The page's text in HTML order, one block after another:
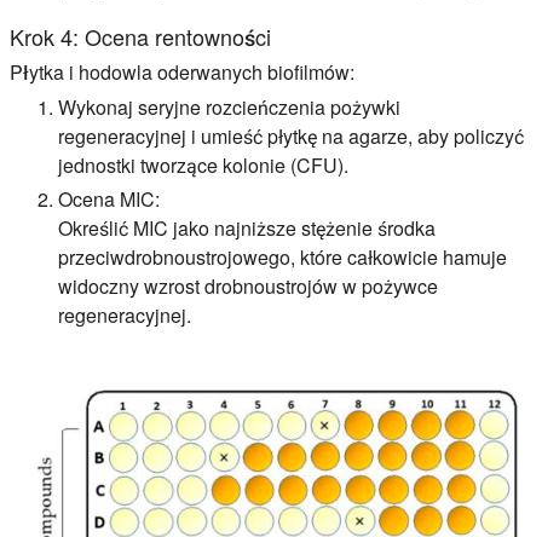
Krok 4: Ocena rentowności
Płytka i hodowla oderwanych biofilmów:
Wykonaj seryjne rozcieńczenia pożywki
regeneracyjnej i umieść płytkę na agarze, aby policzyć
jednostki tworzące kolonie (CFU).
Ocena MIC:
Określić MIC jako najniższe stężenie środka
przeciwdrobnoustrojowego, które całkowicie hamuje
widoczny wzrost drobnoustrojów w pożywce
regeneracyjnej.